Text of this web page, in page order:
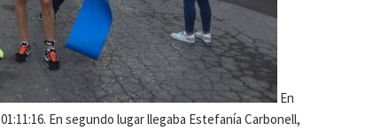
En
En segundo lugar llegaba Estefanía Carbonell,